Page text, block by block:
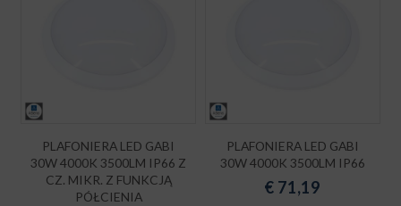
PLAFONIERA LED GABI
30W 4000K 3500LM IP66 Z
CZ. MIKR. Z FUNKCJĄ
PÓŁCIENIA
PLAFONIERA LED GABI
30W 4000K 3500LM IP66
€ 71,19